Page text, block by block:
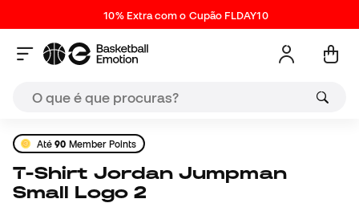
10% Extra com o Cupão FLDAY10
Até90 Member Points
T-Shirt Jordan Jumpman
Small Logo 2